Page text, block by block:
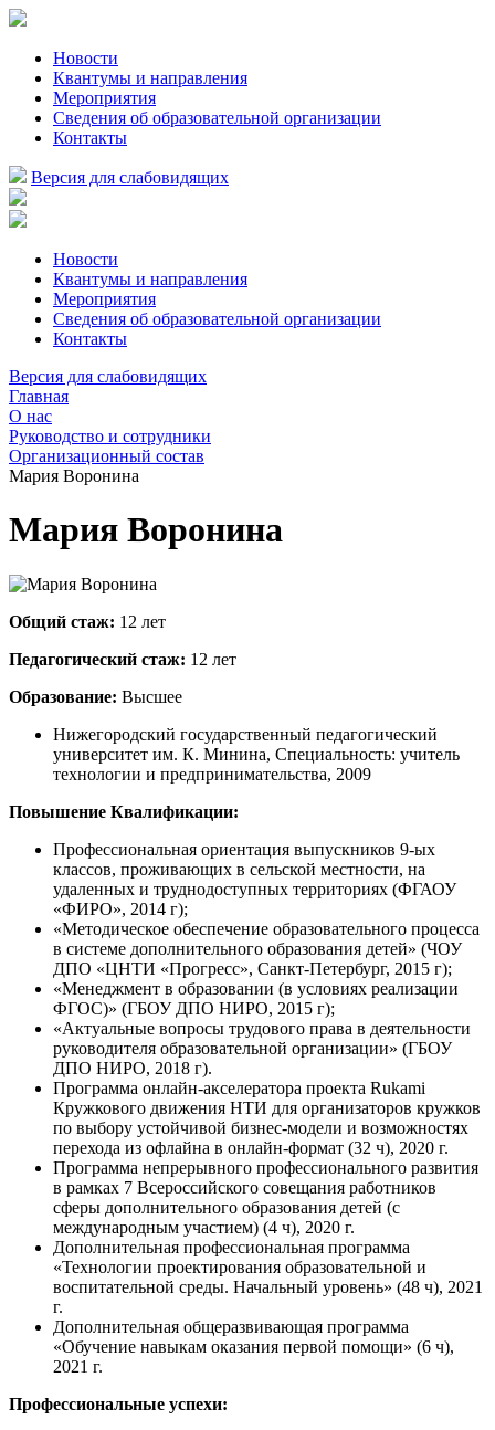
Новости
Квантумы и направления
Мероприятия
Сведения об образовательной организации
Контакты
Версия для слабовидящих
Новости
Квантумы и направления
Мероприятия
Сведения об образовательной организации
Контакты
Версия для слабовидящих
Главная
О нас
Руководство и сотрудники
Организационный состав
Мария Воронина
Мария Воронина
Общий стаж: 12 лет
Педагогический стаж: 12 лет
Образование: Высшее
Нижегородский государственный педагогический
университет им. К. Минина, Специальность: учитель
технологии и предпринимательства, 2009
Повышение Квалификации:
Профессиональная ориентация выпускников 9-ых
классов, проживающих в сельской местности, на
удаленных и труднодоступных территориях (ФГАОУ
«ФИРО», 2014 г);
«Методическое обеспечение образовательного процесса
в системе дополнительного образования детей» (ЧОУ
ДПО «ЦНТИ «Прогресс», Санкт-Петербург, 2015 г);
«Менеджмент в образовании (в условиях реализации
ФГОС)» (ГБОУ ДПО НИРО, 2015 г);
«Актуальные вопросы трудового права в деятельности
руководителя образовательной организации» (ГБОУ
ДПО НИРО, 2018 г).
Программа онлайн-акселератора проекта Rukami
Кружкового движения НТИ для организаторов кружков
по выбору устойчивой бизнес-модели и возможностях
перехода из офлайна в онлайн-формат (32 ч), 2020 г.
Программа непрерывного профессионального развития
в рамках 7 Всероссийского совещания работников
сферы дополнительного образования детей (с
международным участием) (4 ч), 2020 г.
Дополнительная профессиональная программа
«Технологии проектирования образовательной и
воспитательной среды. Начальный уровень» (48 ч), 2021
г.
Дополнительная общеразвивающая программа
«Обучение навыкам оказания первой помощи» (6 ч),
2021 г.
Профессиональные успехи: